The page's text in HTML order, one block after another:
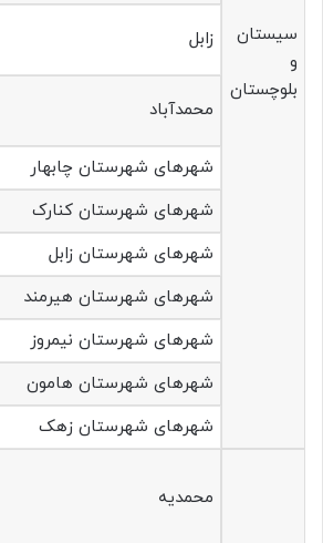
سیستان
و
بلوچستان
زابل
محمدآباد
شهرهای شهرستان‌ چابهار
شهرهای شهرستان‌ کنارک
شهرهای شهرستان‌ زابل
شهرهای شهرستان‌ هیرمند
شهرهای شهرستان‌ نیمروز
شهرهای شهرستان‌ هامون
شهرهای شهرستان‌ زهک
محمدیه